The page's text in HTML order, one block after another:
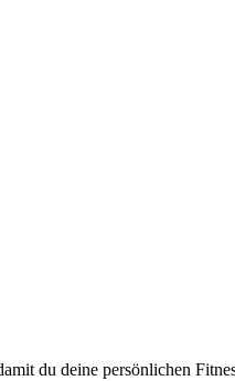
du deine persönlichen